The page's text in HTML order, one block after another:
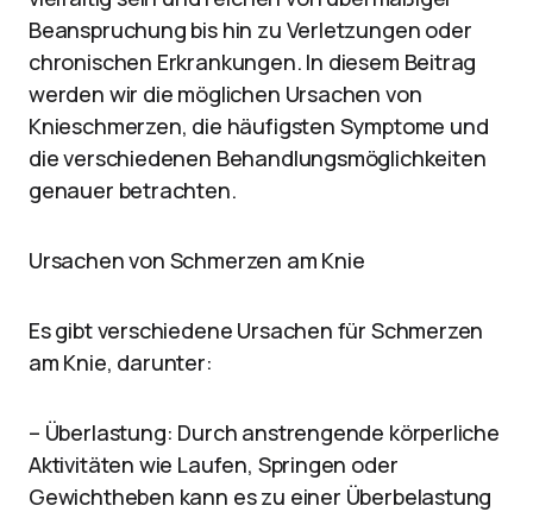
Beanspruchung bis hin zu Verletzungen oder
chronischen Erkrankungen. In diesem Beitrag
werden wir die möglichen Ursachen von
Knieschmerzen, die häufigsten Symptome und
die verschiedenen Behandlungsmöglichkeiten
genauer betrachten.
Ursachen von Schmerzen am Knie
Es gibt verschiedene Ursachen für Schmerzen
am Knie, darunter:
– Überlastung: Durch anstrengende körperliche
Aktivitäten wie Laufen, Springen oder
Gewichtheben kann es zu einer Überbelastung